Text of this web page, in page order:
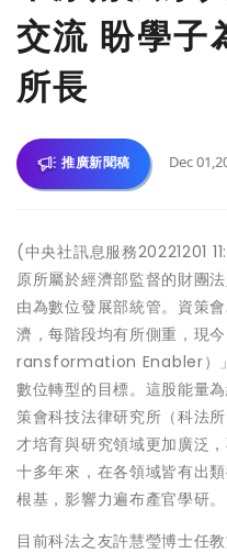
交流 盼學子
所長
推廣新聞稿 Dec
(中央社訊息服務20221201
原所屬於經濟部監督的財團
由為數位發展部統管。資策
濟，每階段均有所側重，現
ransformation Enabler）
數位轉型的目標。這股能量
策會科技法律研究所（科法
才培育與研究領域更加廣泛
十多年來，在各領域皆有出
根基，影響力遍布產官學研。
目前科法之友許慧瑩博士任